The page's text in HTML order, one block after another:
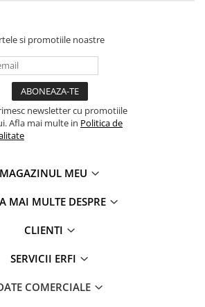
si promotiile noastre
newsletter cu promotiile
Afla mai multe in Politica de
MAGAZINUL MEU
MAI MULTE DESPRE
CLIENTI
SERVICII ERFI
COMERCIALE